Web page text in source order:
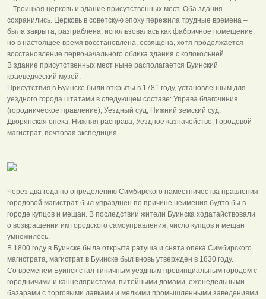
– Троицкая церковь и здание присутственных мест. Оба здания
сохранились. Церковь в советскую эпоху пережила трудные времена –
была закрыта, разграблена, использовалась как фабричное помещение,
но в настоящее время восстановлена, освящена, хотя продолжается
восстановление первоначального облика здания с колокольней.
В здание присутственных мест ныне располагается Буинский
краеведческий музей.
Присутствия в Буинске были открыты в 1781 году, установленным для
уездного города штатами в следующем составе: Управа благочиния
(городническое правление), Уездный суд, Нижний земский суд,
Дворянская опека, Нижняя расправа, Уездное казначейство, Городовой
магистрат, почтовая экспедиция.
Через два года по определению Симбирского наместничества правления
городовой магистрат был упразднен по причине неимения будто бы в
городе купцов и мещан. В последствии жители Буинска ходатайствовали
о возвращении им городского самоуправления, число купцов и мещан
умножилось.
В 1800 году в Буинске была открыта ратуша и снята опека Симбирского
магистрата, магистрат в Буинске был вновь утвержден в 1830 году.
Со временем Буинск стал типичным уездным провинциальным городом с
городничими и канцеляристами, питейными домами, еженедельными
базарами с торговыми лавками и мелкими промышленными заведениями